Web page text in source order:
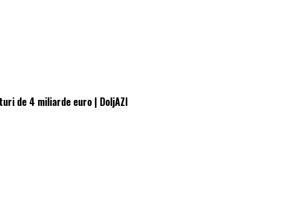
de 4 miliarde euro | DoljAZI